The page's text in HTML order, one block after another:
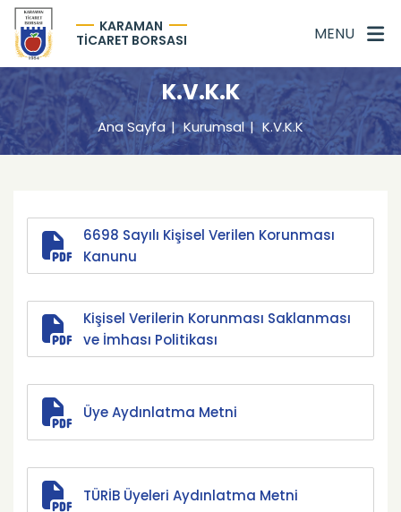
KARAMAN
TİCARET BORSASI
MENU
K.V.K.K
Ana Sayfa Kurumsal K.V.K.K
6698 Sayılı Kişisel Verilen Korunması
Kanunu
Kişisel Verilerin Korunması Saklanması
ve İmhası Politikası
Üye Aydınlatma Metni
TÜRİB Üyeleri Aydınlatma Metni